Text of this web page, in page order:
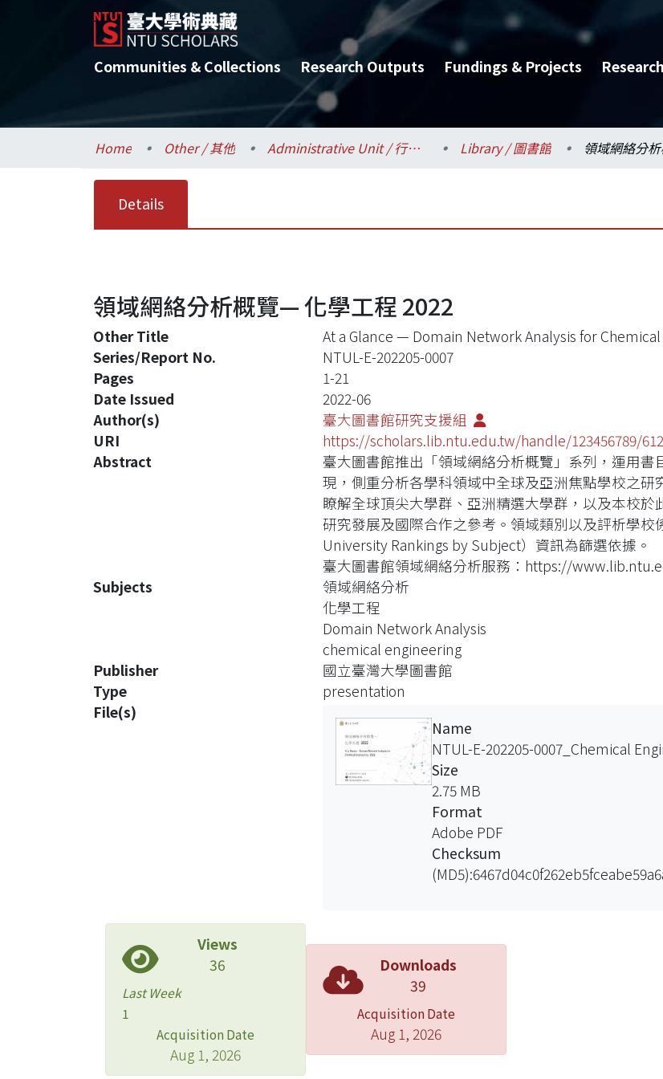
Communities & Collections Research Outputs Fundings & Projects
Home Other / 其他 Administrative Unit / 行政單位 Library / 圖書館
Details
領域網絡分析概覽— 化學工程 2022
Other Title
At a Glance — Domain Network Analysis for
Series/Report No.
NTUL-E-202205-0007
Pages
1-21
Date Issued
2022-06
Author(s)
臺大圖書館研究支援組
URI
https://scholars.lib.ntu.edu.tw/handle/123456789/
Abstract
臺大圖書館推出「領域網絡分析概覽」系列，運用
現，側重分析各學科領域中全球及亞洲焦點學校之
瞭解全球頂尖大學群、亞洲精選大學群，以及本校
研究發展及國際合作之參考。領域類別以及評析學校
University Rankings by Subject）資訊為篩選依據。
臺大圖書館領域網絡分析服務：https://
Subjects
領域網絡分析
化學工程
Domain Network Analysis
chemical engineering
Publisher
國立臺灣大學圖書館
Type
presentation
File(s)
Name
NTUL-E-202205-0007_Chemical
Size
2.75 MB
Format
Adobe PDF
Checksum
Views
36
Last Week
1
Acquisition Date
Aug 1, 2026
Downloads
39
Acquisition Date
Aug 1, 2026